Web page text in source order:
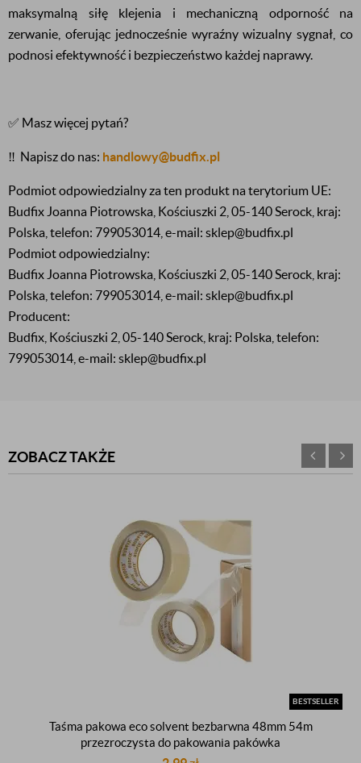
maksymalną siłę klejenia i mechaniczną odporność na
zerwanie, oferując jednocześnie wyraźny wizualny sygnał, co
podnosi efektywność i bezpieczeństwo każdej naprawy.
✅ Masz więcej pytań?
‼️ Napisz do nas: handlowy@budfix.pl
Podmiot odpowiedzialny za ten produkt na terytorium UE:
Budfix Joanna Piotrowska, Kościuszki 2, 05-140 Serock, kraj:
Polska, telefon: 799053014, e-mail: sklep@budfix.pl
Podmiot odpowiedzialny:
Budfix Joanna Piotrowska, Kościuszki 2, 05-140 Serock, kraj:
Polska, telefon: 799053014, e-mail: sklep@budfix.pl
Producent:
Budfix, Kościuszki 2, 05-140 Serock, kraj: Polska, telefon:
799053014, e-mail: sklep@budfix.pl
ZOBACZ TAKŻE
BESTSELLER
Taśma pakowa eco solvent bezbarwna 48mm 54m
przezroczysta do pakowania pakówka